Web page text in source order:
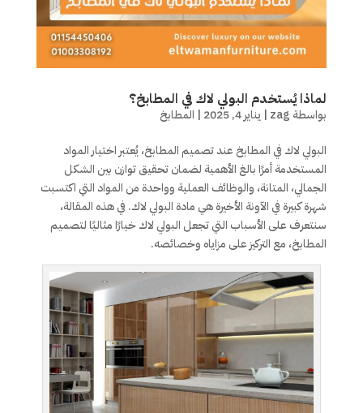
لماذا يُستخدم البولي لاك في المطابخ؟
بواسطة zag
| يناير 4, 2025 | المطابخ
البولي لاك في المطابخ عند تصميم المطابخ، يُعتبر اختيار المواد
المستخدمة أمرًا بالغ الأهمية لضمان تحقيق توازن بين الشكل
الجمالي، المتانة، والوظائف العملية وواحدة من المواد التي اكتسبت
شهرة كبيرة في الآونة الأخيرة هي مادة البولي لاك. في هذه المقالة،
سنتعرف على الأسباب التي تجعل البولي لاك خيارًا مثاليًا لتصميم
المطابخ، مع التركيز على مزاياه وخصائصه.